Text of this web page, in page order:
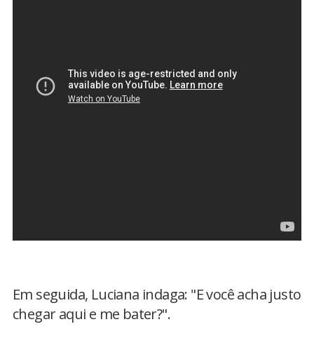
Em seguida, Luciana indaga: "E você acha justo
chegar aqui e me bater?".